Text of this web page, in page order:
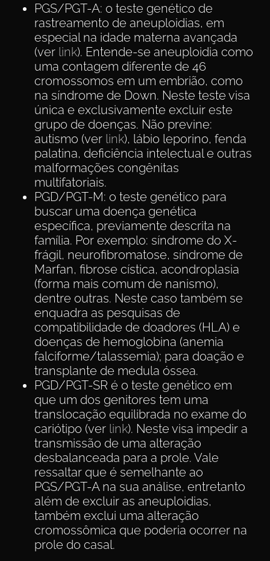
PGS/PGT-A: o teste genético de
rastreamento de aneuploidias, em
especial na idade materna avançada
(ver link). Entende-se aneuploidia como
uma contagem diferente de 46
cromossomos em um embrião, como
na síndrome de Down. Neste teste visa
única e exclusivamente excluir este
grupo de doenças. Não previne:
autismo (ver link), lábio leporino, fenda
palatina, deficiência intelectual e outras
malformações congênitas
multifatoriais.
PGD/PGT-M: o teste genético para
buscar uma doença genética
específica, previamente descrita na
família. Por exemplo: síndrome do X-
frágil, neurofibromatose, síndrome de
Marfan, fibrose cística, acondroplasia
(forma mais comum de nanismo),
dentre outras. Neste caso também se
enquadra as pesquisas de
compatibilidade de doadores (HLA) e
doenças de hemoglobina (anemia
falciforme/talassemia); para doação e
transplante de medula óssea.
PGD/PGT-SR é o teste genético em
que um dos genitores tem uma
translocação equilibrada no exame do
cariótipo (ver link). Neste visa impedir a
transmissão de uma alteração
desbalanceada para a prole. Vale
ressaltar que é semelhante ao
PGS/PGT-A na sua análise, entretanto
além de excluir as aneuploidias,
também exclui uma alteração
cromossômica que poderia ocorrer na
prole do casal.